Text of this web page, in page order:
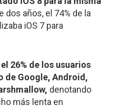
dos años, el 74% de la
iOS 7 para
26% de los usuarios
de Google, Android,
denotando
más lenta en